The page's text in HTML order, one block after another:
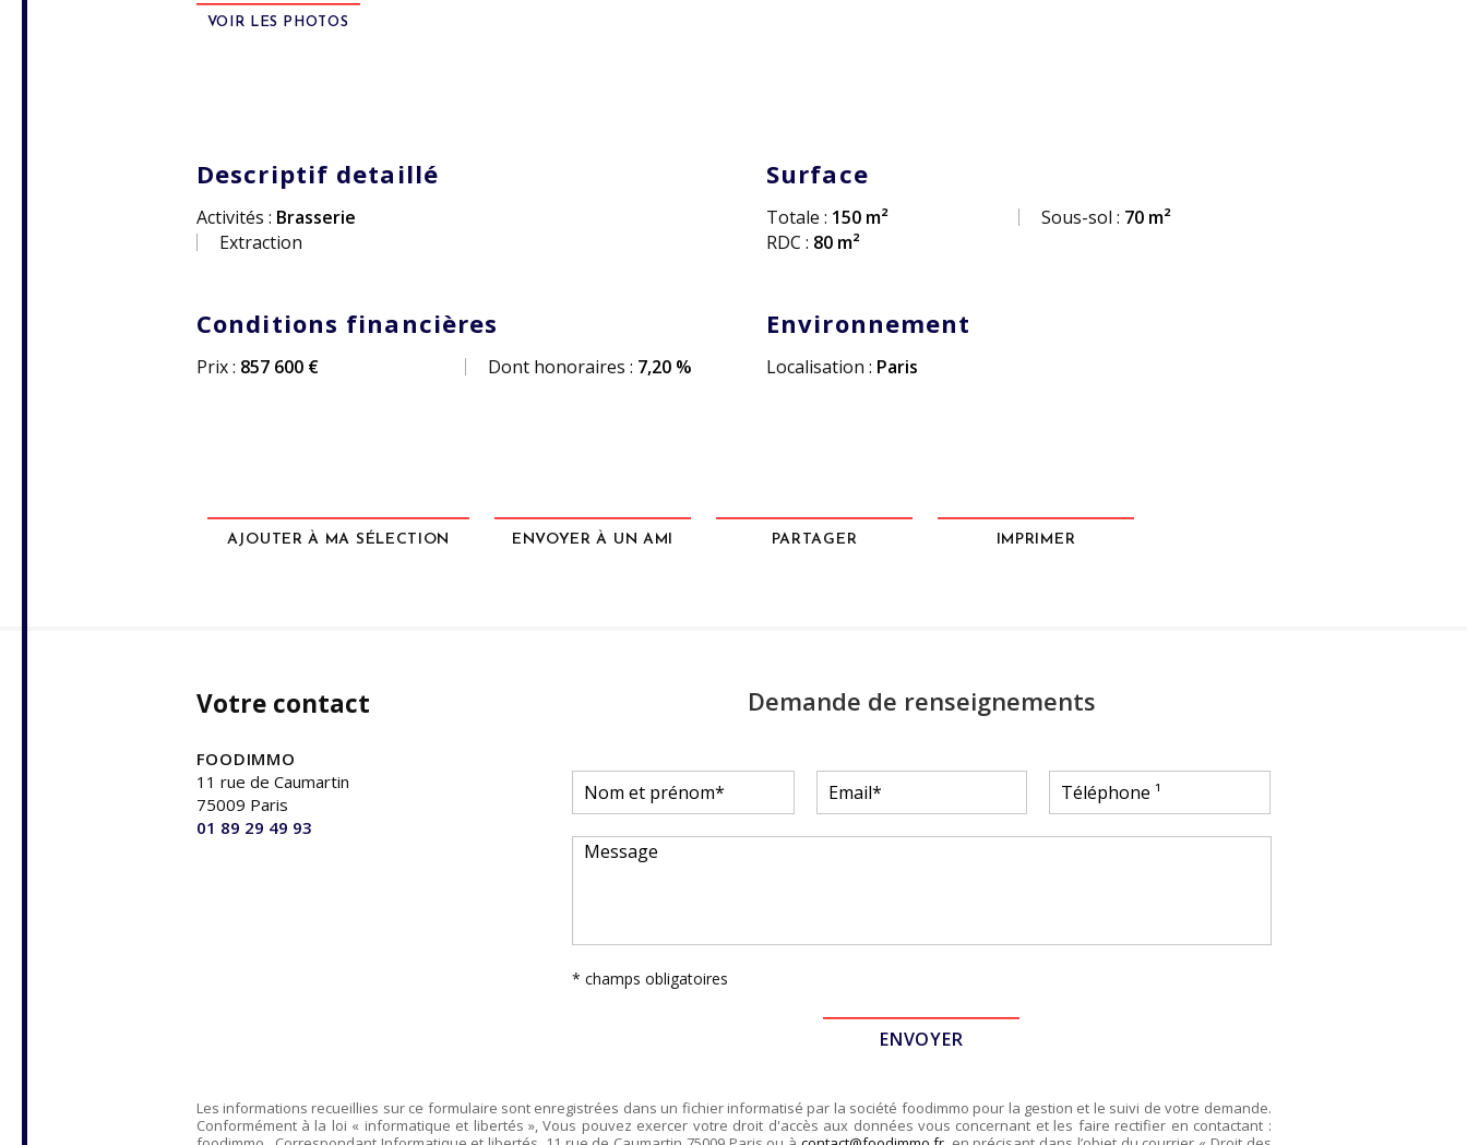
VOIR LES PHOTOS
Descriptif detaillé
Activités : Brasserie
Extraction
Surface
Totale : 150 m²
RDC : 80 m²
Sous-sol : 70 m²
Conditions financières
Prix : 857 600 € Dont honoraires : 7,20 %
Environnement
Localisation : Paris
AJOUTER À MA SÉLECTION ENVOYER À UN AMI PARTAGER IMPRIMER
Votre contact
FOODIMMO
11 rue de Caumartin
75009 Paris
01 89 29 49 93
Demande de renseignements
* champs obligatoires
Les informations recueillies sur ce formulaire sont enregistrées dans un fichier informatisé par la société foodimmo pour la gestion et le suivi de votre demande.
Conformément à la loi « informatique et libertés », Vous pouvez exercer votre droit d'accès aux données vous concernant et les faire rectifier en contactant :